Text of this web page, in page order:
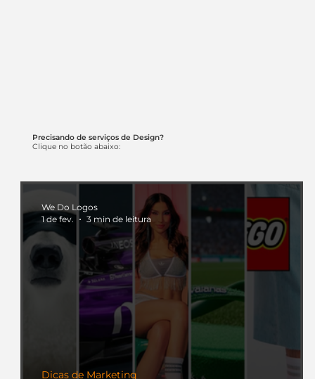
Precisando de serviços de Design?
Clique no botão abaixo:
Dicas de Marketing
We Do Logos
1 de fev.
3 min de leitura